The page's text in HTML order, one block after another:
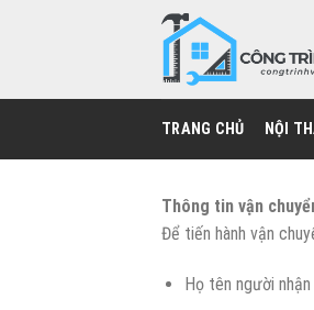
TRANG CHỦ NỘI
Thông tin vận
Để tiến hành vận
Họ tên người nhận